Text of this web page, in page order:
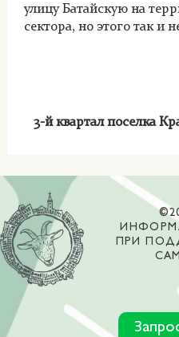
улицу Батайскую на
сектора, но этого так и
3-й квартал поселка
ПРИ